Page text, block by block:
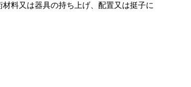
料又は器具の持ち上げ、配置又は挺子に